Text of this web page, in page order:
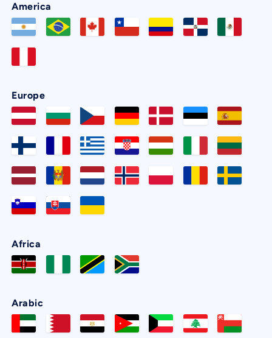
America
Europe
Africa
Arabic